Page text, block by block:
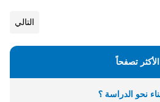
التالي
الأكثر تصفحاً
نحو الدراسة ؟